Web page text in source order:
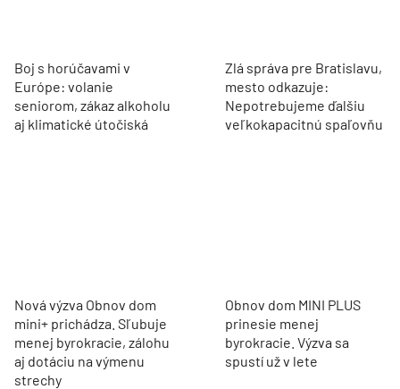
Boj s horúčavami v
Európe: volanie
seniorom, zákaz alkoholu
aj klimatické útočiská
Zlá správa pre Bratislavu,
mesto odkazuje:
Nepotrebujeme ďalšiu
veľkokapacitnú spaľovňu
Nová výzva Obnov dom
mini+ prichádza. Sľubuje
menej byrokracie, zálohu
aj dotáciu na výmenu
strechy
Obnov dom MINI PLUS
prinesie menej
byrokracie. Výzva sa
spustí už v lete